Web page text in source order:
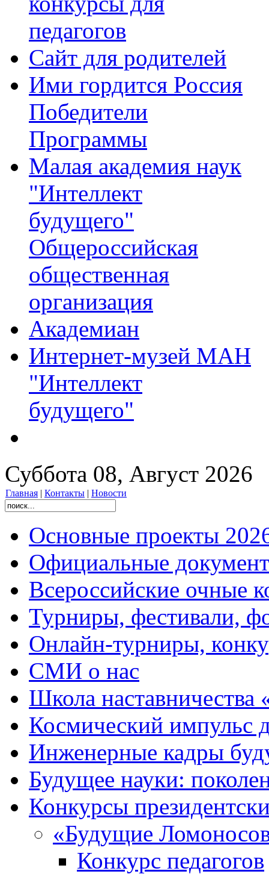
педагогов
Сайт для родителей
Ими гордится Россия
Победители
Программы
Малая академия наук
"Интеллект
будущего"
Общероссийская
общественная
организация
Академиан
Интернет-музей МАН
"Интеллект
будущего"
Суббота 08, Август 2026
Главная | Контакты | Новости
Основные проекты
Официальные
Всероссийские очные
Турниры, фестивали,
Онлайн-турниры,
СМИ о нас
Школа
Космический импульс
Инженерные кадры
Будущее науки:
Конкурсы
«Будущие
Конкурс педагогов